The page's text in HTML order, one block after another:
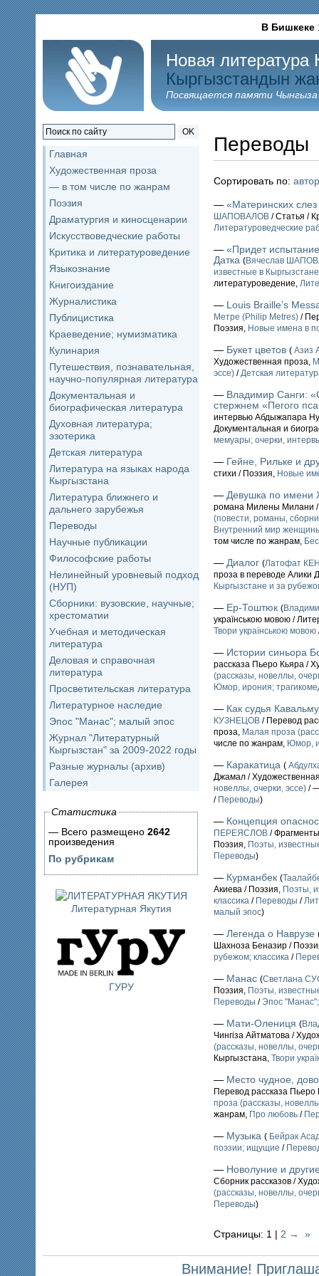
В Бишкеке
Новая литература
Кыргызстандын
Посвящается памяти
OK
Главная
Художественная проза
— в том числе по жанрам
Поэзия
Драматургия и киносценарии
Искусствоведческие работы
Критика и литературоведение
Языкознание
Книгоиздание
Журналистика
Публицистика
Краеведение; нумизматика
Кулинария
Путешествия, познавательная,
научно-популярная литература
Документальная и
биографическая литература
Духовная литература;
эзотерика
Детская литература
Литература на языках народа
Кыргызстана
Литература ближнего и
дальнего зарубежья
Переводы
Научные публикации
Философские работы
Нелинейный уровневый подход
(НУП)
Сборники: вузовские, научные;
хрестоматии
Учебная и методическая
литература
Деловая и справочная
литература
Просветительская литература
Литературное наследие
Эпос "Манас"; малый эпос
Журнал "Литературный
Кыргызстан" за 2009-2022 годы
Разные журналы (архив)
Галерея
Статистика
— Всего размещено 2642
произведения
По рубрикам
Литературная Якутия
ГУРУ
Переводы
Сортировать по:
— «Материнских
ШАПОВАЛОВ / Статья /
Литературоведческие
— «Придет
Датка (Вячеслав
известные в
литературоведение,
— Louis Braille’s
Метре (Philip Metres) /
Поэзия, Новые имена в
— Букет цветов ( Азиз
Художественная проза,
эссе) /Детская
— Владимир Санги:
стержнем «Пегого
интервью Абдыжапара
Документальная и
мемуары; очерки,
— Гейне, Рильке и
стихи / Поэзия, Новые
— Девушка по
романа Милены Милани
(повести, романы,
Внутренний мир
том числе по жанрам,
— Диалог (Латофат
проза в переводе Алики
Кыргызстане и за
— Ер-Тоштюк (
українською мовою /
Твори українською мовою
— Истории синьора
рассказа Пьеро Кьяра /
(рассказы, новеллы,
Юмор, ирония;
— Как судья
КУЗНЕЦОВ / Перевод
проза, Малая проза
числе по жанрам, Юмор,
— Каракатица (
Джамал /
новеллы, очерки, эссе) /
/ Переводы)
— Концепция
ПЕРЕЯСЛОВ /
Поэзия, Поэты,
Переводы)
— Курманбек (
Акиева / Поэзия, Поэты,
классика / Переводы /
малый эпос)
— Легенда о Наврузе
Шахноза Беназир /
рубежом; классика /
— Манас (Светлана
Поэзия, Поэты,
Переводы / Эпос
— Мати-Олениця (
Чингiза Айтматова /
(рассказы, новеллы,
Кыргызстана, Твори
— Место чудное,
Перевод рассказа
проза (рассказы,
жанрам, Про любовь /
— Музыка ( Бейрак
поэзии; ищущие /
— Новолуние и
Сборник рассказов /
(рассказы, новеллы,
Переводы)
Страницы: 1 | 2 → »
Внимание!